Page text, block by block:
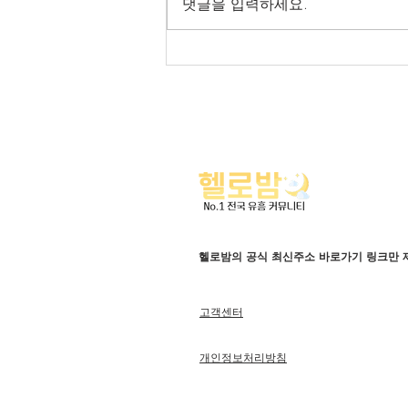
헬로밤 전국 오피가이드
댓글을 입력하세요.
헬로밤의 공식 최신주소 바로가기 링크만
고객센터
개인정보처리방침